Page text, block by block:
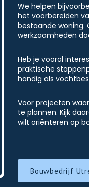
We helpen
het voorbereiden
bestaande woning.
werkzaamheden
Heb je vooral
praktische
handig als
Voor projecten
te plannen. Kijk
wilt oriënteren op
Bouwbedrijf